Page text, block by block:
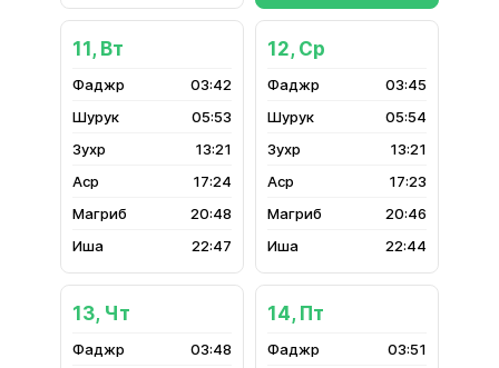
11, Вт
03:42
05:53
13:21
17:24
20:48
22:47
12, Ср
03:45
05:54
13:21
17:23
20:46
22:44
13, Чт
03:48
14, Пт
03:51